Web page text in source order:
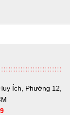
Ích, Phường 12,